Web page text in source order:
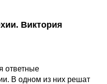
►
Виктория
ответные
В одном из них решат